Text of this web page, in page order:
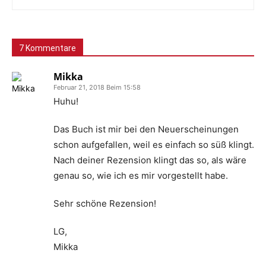
7 Kommentare
Mikka
Februar 21, 2018 Beim 15:58
Huhu!
Das Buch ist mir bei den Neuerscheinungen
schon aufgefallen, weil es einfach so süß klingt.
Nach deiner Rezension klingt das so, als wäre
genau so, wie ich es mir vorgestellt habe.
Sehr schöne Rezension!
LG,
Mikka